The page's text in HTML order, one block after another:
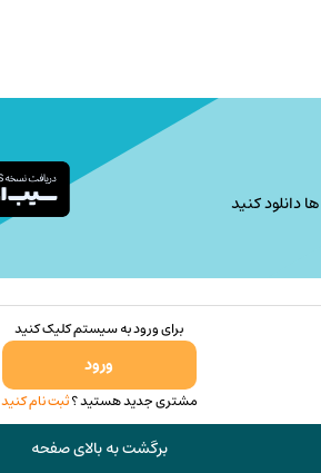
دانلود کنید
برای ورود به سیستم کلیک کنید
ورود
مشتری جدید هستید ؟ثبت نام کنید
برگشت به بالای صفحه